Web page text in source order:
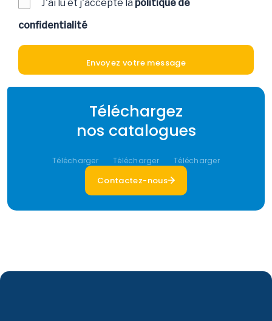
J'ai lu et j'accepte la politique de
confidentialité
Téléchargez
nos catalogues
Télécharger Télécharger Télécharger
Contactez-nous